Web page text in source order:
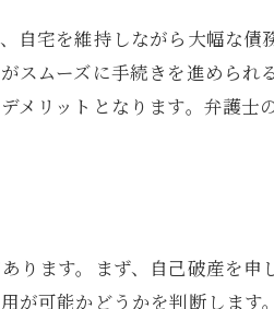
自宅を維持しながら大幅な債
スムーズに手続きを進められ
メリットとなります。弁護士
ります。まず、自己破産を申
が可能かどうかを判断します